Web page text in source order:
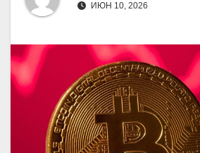
ИЮН 10, 2026